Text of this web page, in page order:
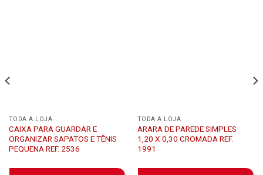
TODA A LOJA
CAIXA PARA GUARDAR E
ORGANIZAR SAPATOS E TÊNIS
PEQUENA REF. 2536
TODA A LOJA
ARARA DE PAREDE SIMPLES
1,20 X 0,30 CROMADA REF.
1991